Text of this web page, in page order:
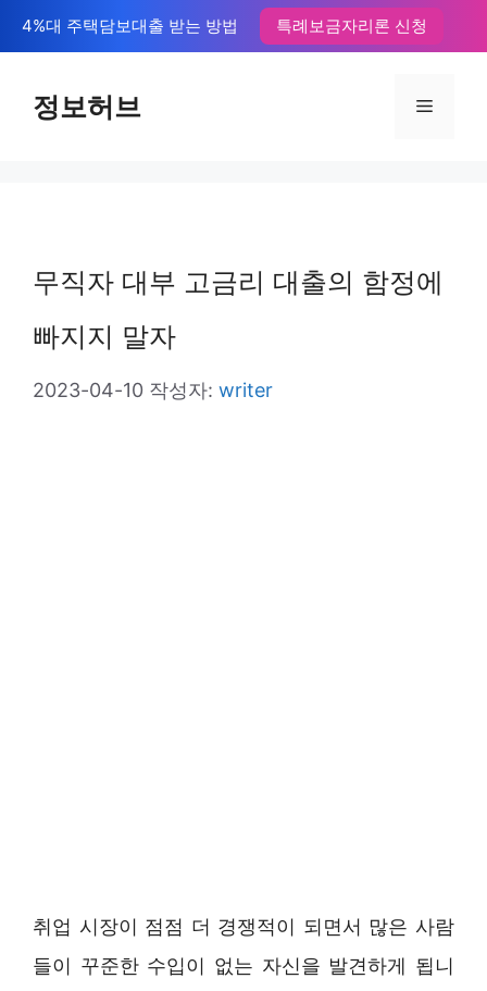
텐
4%대 주택담보대출 받는 방법 특례보금자리론 신청
정보허브 메
무직자 대부 고금리 대출의 함정에
빠지지 말자
2023-04-10 작성자: writer
취업 시장이 점점 더 경쟁적이 되면서 많은 사람
들이 꾸준한 수입이 없는 자신을 발견하게 됩니